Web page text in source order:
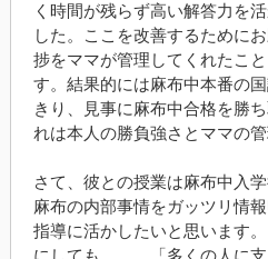
く時間が残らず高い解答力を
した。ここを改善するために
捗をママが管理してくれたこ
す。結果的には麻布中本番の
きり、見事に麻布中合格を勝
れは本人の勝負強さとママの
さて、彼との授業は麻布中入
麻布の内部事情をガッツリ情
指導に活かしたいと思います
にしても、、、「多くの人に